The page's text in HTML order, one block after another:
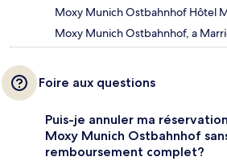
Moxy Munich Ostbahnhof Hôtel
Moxy Munich Ostbahnhof, a
Foire aux questions
Puis-je annuler ma
Moxy Munich Ostbahnhof
remboursement complet?